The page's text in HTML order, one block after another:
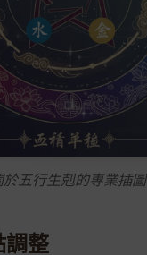
於五行生剋的專業插圖
調整